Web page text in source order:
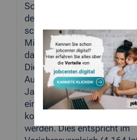
Schulabschluss, dass eine
den Ausbildungs-/
schwierige Aufgabe für die
Mitarbeiterinnen und
darstellt.
Die Ziele im Bereich der
Ausbildungs-/Arbeitsmarkt
Jahr 2007 deutlich
einem Zielerreichungsgrad
konnten 5.578 Integrationen
werden. Dies entspricht im